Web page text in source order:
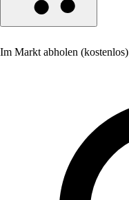
Im Markt abholen (kostenlos)